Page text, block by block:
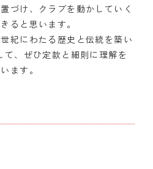
づけ、クラブを動かしていく
ると思います。
紀にわたる歴史と伝統を築い
て、ぜひ定款と細則に理解を
ます。